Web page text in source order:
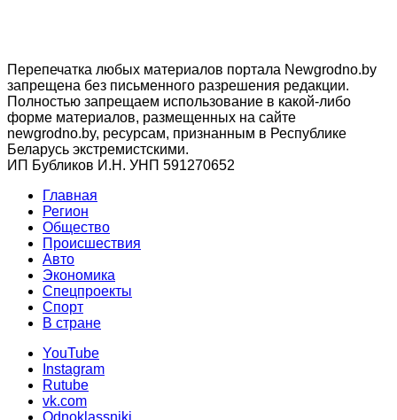
Перепечатка любых материалов портала Newgrodno.by
запрещена без письменного разрешения редакции.
Полностью запрещаем использование в какой-либо
форме материалов, размещенных на сайте
newgrodno.by, ресурсам, признанным в Республике
Беларусь экстремистскими.
ИП Бубликов И.Н. УНП 591270652
Главная
Регион
Общество
Происшествия
Авто
Экономика
Спецпроекты
Cпорт
В стране
YouTube
Instagram
Rutube
vk.com
Odnoklassniki